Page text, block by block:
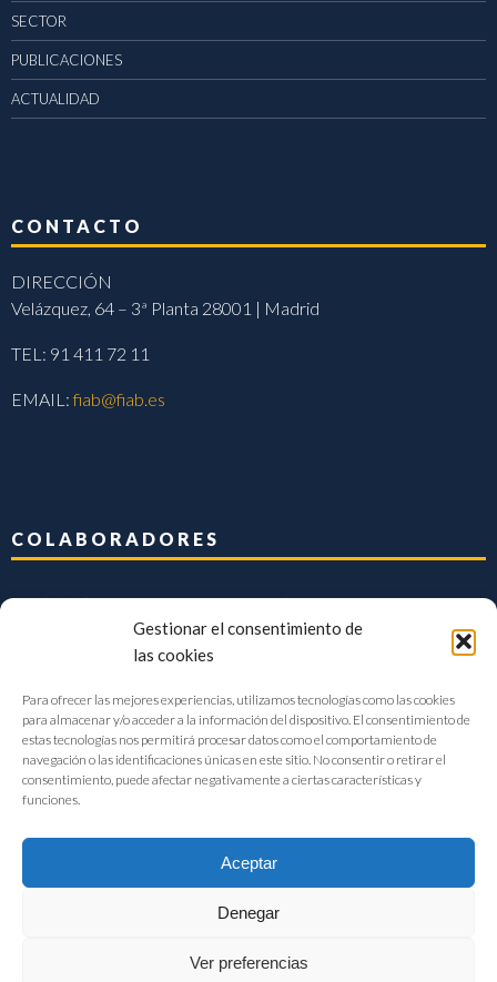
Gestionar el consentimiento de
las cookies
Para ofrecer las mejores experiencias, utilizamos tecnologías como las cookies
para almacenar y/o acceder a la información del dispositivo. El consentimiento de
estas tecnologías nos permitirá procesar datos como el comportamiento de
navegación o las identificaciones únicas en este sitio. No consentir o retirar el
consentimiento, puede afectar negativamente a ciertas características y
funciones.
Aceptar
Denegar
Ver preferencias
SECTOR
PUBLICACIONES
ACTUALIDAD
CONTACTO
DIRECCIÓN
Velázquez, 64 – 3ª Planta 28001 | Madrid
TEL: 91 411 72 11
EMAIL:fiab@fiab.es
COLABORADORES
FIAB Federación Española de Industrias de la Alimentación y Bebidas